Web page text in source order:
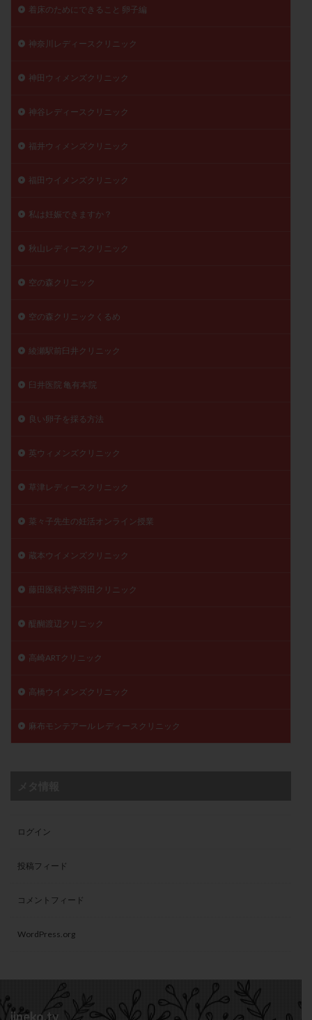
着床のためにできること 卵子編
神奈川レディースクリニック
神田ウィメンズクリニック
神谷レディースクリニック
福井ウィメンズクリニック
福田ウイメンズクリニック
私は妊娠できますか？
秋山レディースクリニック
空の森クリニック
空の森クリニックくるめ
綾瀬駅前臼井クリニック
臼井医院 亀有本院
良い卵子を採る方法
英ウィメンズクリニック
草津レディースクリニック
菜々子先生の妊活オンライン授業
蔵本ウイメンズクリニック
藤田医科大学羽田クリニック
醍醐渡辺クリニック
高崎ARTクリニック
高橋ウイメンズクリニック
麻布モンテアール レディースクリニック
ログイン
投稿フィード
コメントフィード
WordPress.org
jineko.tv